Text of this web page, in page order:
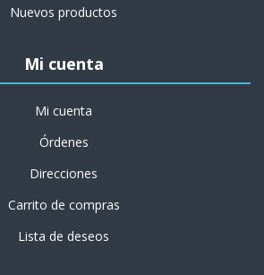
Nuevos productos
Mi cuenta
Mi cuenta
Órdenes
Direcciones
Carrito de compras
Lista de deseos